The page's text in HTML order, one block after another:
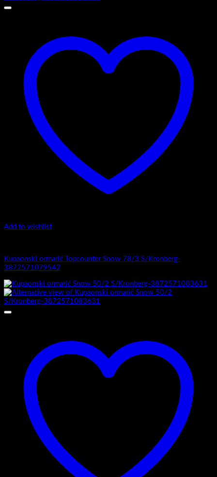
Add to wishlist
Kupaonski ormarić Topcounter Snow 78/3 S/Kronberg-
3872571079542